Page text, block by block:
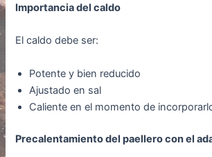
Importancia del caldo
El caldo debe ser:
Potente y bien reducido
Ajustado en sal
Caliente en el momento de
Precalentamiento del paellero con el